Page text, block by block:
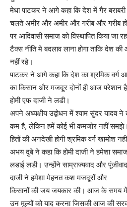
मेधा पाटकर ने आगे कहा कि देश में गैर
चलते अमीर और अमीर और गरीब और गरीब
पर आदिवासी समाज को विस्थापित किया जा
टैक्स नीति मे बदलाव लाना होगा ताकि देश
नहीं रहे।
पाटकर ने आगे कहा कि देश का श्रमिक वर्ग
का किसान और मजदूर दोनों ही आज परेशान
होमी एफ दाजी ने लडी।
अपने अध्यक्षीय उद्बोधन में श्याम सुंदर यादव
कम है, लेकिन हमें कोई भी कमजोर नहीं
हितों की अनदेखी होगी श्रमिक वर्ग खामोश
अभय दुबे ने कहा कि होमी दाजी ने हमेशा
लडाई लडी। उन्होंने साम्राज्यवाद और
दाजी ने हमेशा मेहनत कश मजदूरों और
किसानों की जय जयकार की। आज के समय में
उन मूल्यों को याद करना जिसकी आज की